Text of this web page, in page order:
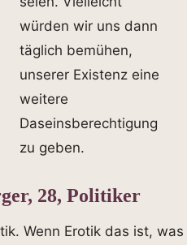
würden wir uns dann
täglich bemühen,
unserer Existenz eine
weitere
Daseinsberechtigung
zu geben.
28, Politiker
Wenn Erotik das ist, was